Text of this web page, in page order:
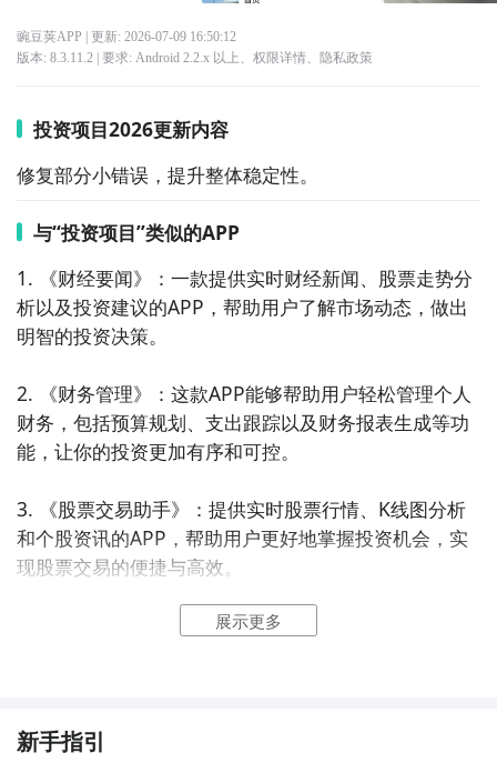
豌豆荚APP | 更新: 2026-07-09 16:50:12
版本: 8.3.11.2| 要求: Android 2.2.x 以上、 权限详情、 隐私政策
投资项目2026更新内容
修复部分小错误，提升整体稳定性。
与“投资项目”类似的APP
1. 《财经要闻》：一款提供实时财经新闻、股票走势分
析以及投资建议的APP，帮助用户了解市场动态，做出
明智的投资决策。
2. 《财务管理》：这款APP能够帮助用户轻松管理个人
财务，包括预算规划、支出跟踪以及财务报表生成等功
能，让你的投资更加有序和可控。
3. 《股票交易助手》：提供实时股票行情、K线图分析
和个股资讯的APP，帮助用户更好地掌握投资机会，实
现股票交易的便捷与高效。
4. 《投资组合管理》：这款APP允许用户创建和管理个
5. 《金融市场实时行情》：通过这款APP，用户可以随
展示更多
新手指引